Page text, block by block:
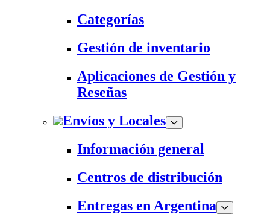
Categorías
Gestión de inventario
Aplicaciones de Gestión y
Reseñas
Envíos y Locales
Información general
Centros de distribución
Entregas en Argentina